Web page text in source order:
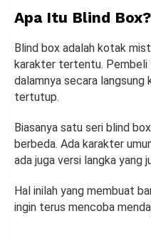
Apa Itu Blind Box?
Blind box adalah kotak
karakter tertentu. Pembeli
dalamnya secara langsung
tertutup.
Biasanya satu seri blind
berbeda. Ada karakter
ada juga versi langka yang
Hal inilah yang membuat
ingin terus mencoba